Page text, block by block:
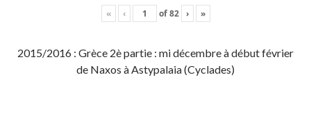
« ‹ of82 › »
2015/2016 : Grèce 2è partie : mi décembre à début février
de Naxos à Astypalaia (Cyclades)